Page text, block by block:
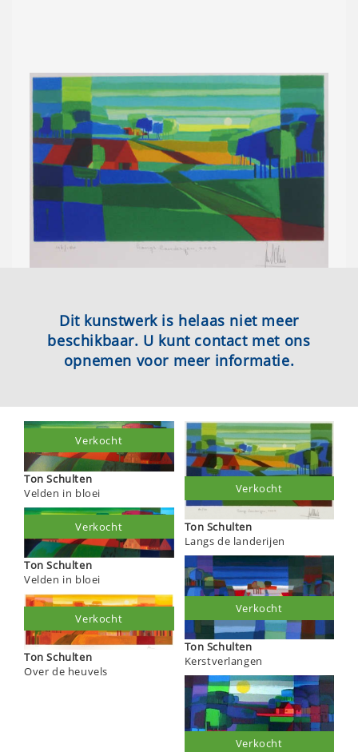
Dit kunstwerk is helaas niet meer
beschikbaar. U kunt contact met ons
opnemen voor meer informatie.
Ton Schulten
Velden in bloei
Verkocht
Ton Schulten
Velden in bloei
Verkocht
Ton Schulten
Over de heuvels
Verkocht
Ton Schulten
Langs de landerijen
Verkocht
Ton Schulten
Kerstverlangen
Verkocht
Verkocht